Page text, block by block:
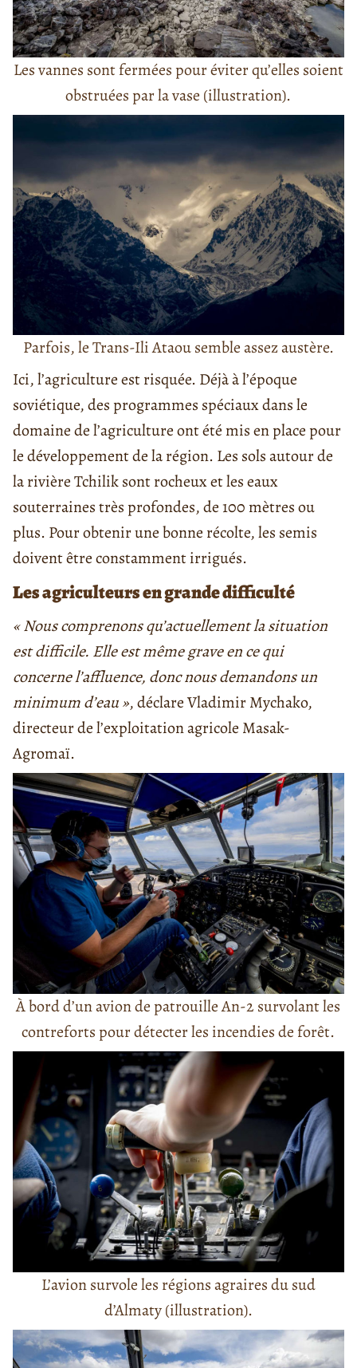
Les vannes sont fermées pour éviter qu’elles soient
obstruées par la vase (illustration).
Parfois, le Trans-Ili Ataou semble assez austère.
Ici, l’agriculture est risquée. Déjà à l’époque
soviétique, des programmes spéciaux dans le
domaine de l’agriculture ont été mis en place pour
le développement de la région. Les sols autour de
la rivière Tchilik sont rocheux et les eaux
souterraines très profondes, de 100 mètres ou
plus. Pour obtenir une bonne récolte, les semis
doivent être constamment irrigués.
Les agriculteurs en grande difficulté
« Nous comprenons qu’actuellement la situation
est difficile. Elle est même grave en ce qui
concerne l’affluence, donc nous demandons un
minimum d’eau », déclare Vladimir Mychako,
directeur de l’exploitation agricole Masak-
Agromaï.
À bord d’un avion de patrouille An-2 survolant les
contreforts pour détecter les incendies de forêt.
L’avion survole les régions agraires du sud
d’Almaty (illustration).